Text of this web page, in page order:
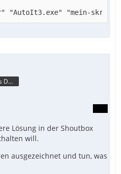
"AutoIt3.exe" "mein-
aka Rettich, ehemals DAU
Lösung in der Shoutbox
will.
ausgezeichnet und tun, was